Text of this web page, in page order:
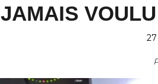
JAMAIS